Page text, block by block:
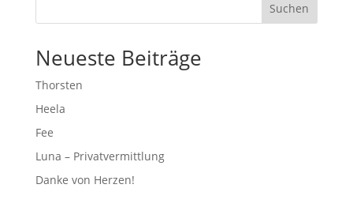
Suchen
Neueste Beiträge
Thorsten
Heela
Fee
Luna – Privatvermittlung
Danke von Herzen!